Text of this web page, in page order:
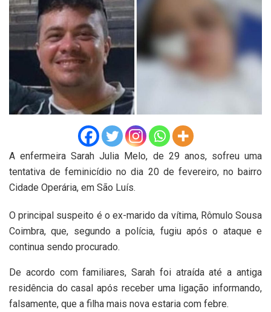
A enfermeira Sarah Julia Melo, de 29 anos, sofreu uma
tentativa de feminicídio no dia 20 de fevereiro, no bairro
Cidade Operária, em São Luís.
O principal suspeito é o ex-marido da vítima, Rômulo Sousa
Coimbra, que, segundo a polícia, fugiu após o ataque e
continua sendo procurado.
De acordo com familiares, Sarah foi atraída até a antiga
residência do casal após receber uma ligação informando,
falsamente, que a filha mais nova estaria com febre.